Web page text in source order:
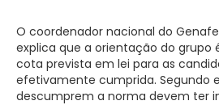
O coordenador nacional do
explica que a orientação do grupo
cota prevista em lei para as
efetivamente cumprida. Segundo
descumprem a norma devem ter